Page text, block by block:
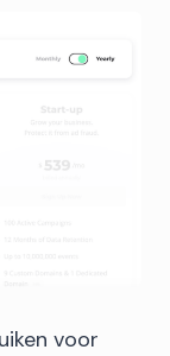
voor